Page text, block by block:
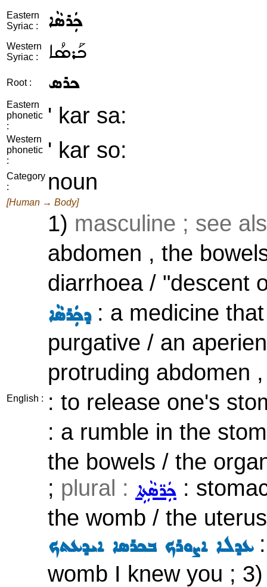
Eastern
Syriac :
ܟܲܪܣܵܐ
Western
Syriac :
ܟܰܪܣܳܐ
Root : ܟܪܣ
Eastern
phonetic
:
' kar sa:
Western
phonetic
:
' kar so:
Category
:
noun
[Human → Body]
English :
1) masculine ; see
abdomen , the
diarrhoea / "descent
ܕܟܲܪܣܵܐ: a medicine
purgative / an
protruding abdomen
: to release one's
: a rumble in the
the bowels / the
; plural : ܟܲܪ̈ܣܵܬܹܐ :
the womb / the
ܥܕܠܐ ܐܨܘܪܟ ܒܟܪܣܐ ܐܝܕܥܬܟ:
womb I knew you ;